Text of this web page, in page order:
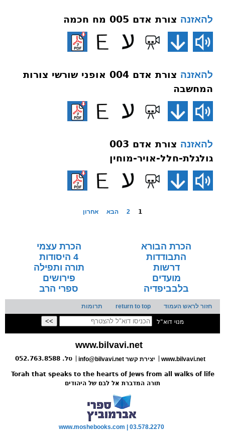
להאזנה צורת אדם 005 מח חכמה
להאזנה
צורת אדם 004 אופני שורשי צורות
המחשבה
להאזנה
צורת אדם 003
גולגלת-חלל-אויר-מוחין
1
2 הבא אחרון
הכרת הבורא
הכרת עצמי
התבודדות
4 היסודות
דרשות
תורה ותפילה
מועדים
פירושים
בלבביפדיה
ספרי הרב
חזור לראש העמוד return to top תרומות
מנוי דוא"ל
www.bilvavi.net
www.bilvavi.net info@bilvavi.net יצירת קשר טל. 052.763.8588
Torah that speaks to the hearts of Jews from all walks of life
תורה המדברת אל לבם של היהודים
www.moshebooks.com | 03.578.2270